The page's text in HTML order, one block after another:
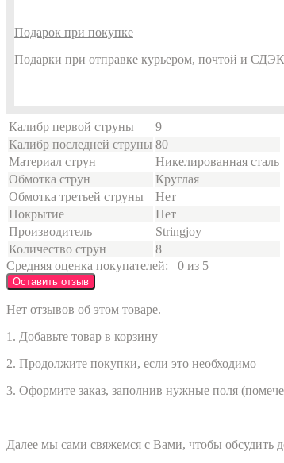
Подарок при покупке
Подарки при отправке курьером, почтой и
Калибр первой струны
9
Калибр последней струны 80
Материал струн
Никелированная сталь
Обмотка струн
Круглая
Обмотка третьей струны
Нет
Покрытие
Нет
Производитель
Stringjoy
Количество струн
8
Средняя оценка покупателей:
0 из 5
Оставить отзыв
Нет отзывов об этом товаре.
1. Добавьте товар в корзину
2. Продолжите покупки, если это необходимо
3. Оформите заказ, заполнив нужные поля
Далее мы сами свяжемся с Вами, чтобы обсудить